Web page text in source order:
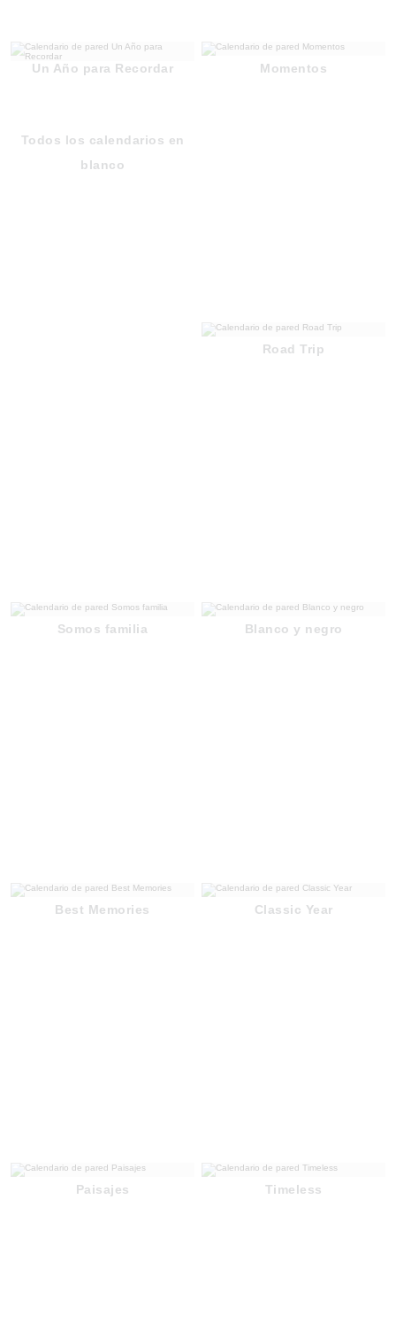
Un Año para Recordar Momentos
Road Trip
Somos familia Blanco y negro
Best Memories Classic Year
Paisajes Timeless
Todos los calendarios en
blanco